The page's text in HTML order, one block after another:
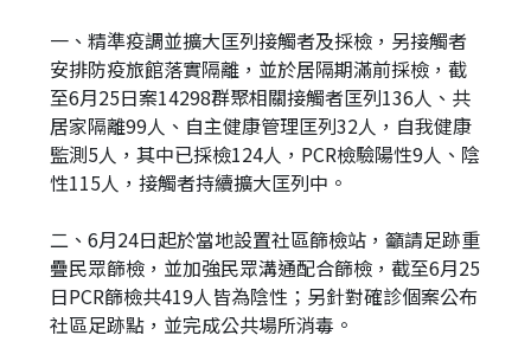
一、精準疫調並擴大匡列接觸者及採檢，另接觸者
安排防疫旅館落實隔離，並於居隔期滿前採檢，截
至6月25日案14298群聚相關接觸者匡列136人、共
居家隔離99人、自主健康管理匡列32人，自我健康
監測5人，其中已採檢124人，PCR檢驗陽性9人、陰
性115人，接觸者持續擴大匡列中。
二、6月24日起於當地設置社區篩檢站，籲請足跡重
疊民眾篩檢，並加強民眾溝通配合篩檢，截至6月25
日PCR篩檢共419人皆為陰性；另針對確診個案公布
社區足跡點，並完成公共場所消毒。